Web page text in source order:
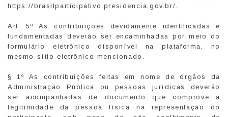
https://brasilparticipativo.presidencia.gov.br/.
Art. 5º As contribuições devidamente identificadas e
fundamentadas deverão ser encaminhadas por meio do
formulário eletrônico disponível na plataforma, no
mesmo sítio eletrônico mencionado.
§ 1º As contribuições feitas em nome de órgãos da
Administração Pública ou pessoas jurídicas deverão
ser acompanhadas de documento que comprove a
legitimidade da pessoa física na representação do